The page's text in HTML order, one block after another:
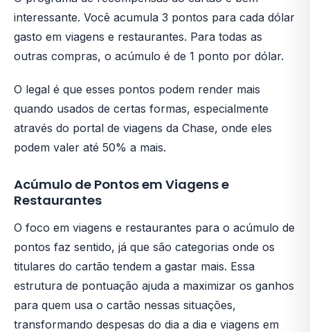
interessante. Você acumula 3 pontos para cada dólar
gasto em viagens e restaurantes. Para todas as
outras compras, o acúmulo é de 1 ponto por dólar.
O legal é que esses pontos podem render mais
quando usados de certas formas, especialmente
através do portal de viagens da Chase, onde eles
podem valer até 50% a mais.
Acúmulo de Pontos em Viagens e
Restaurantes
O foco em viagens e restaurantes para o acúmulo de
pontos faz sentido, já que são categorias onde os
titulares do cartão tendem a gastar mais. Essa
estrutura de pontuação ajuda a maximizar os ganhos
para quem usa o cartão nessas situações,
transformando despesas do dia a dia e viagens em